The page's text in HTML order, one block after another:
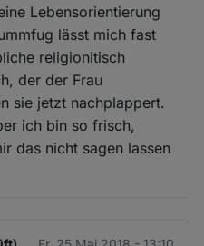
Lebensorientierung
lässt mich fast
religionitisch
der der Frau
sie jetzt nachplappert.
ich bin so frisch,
das nicht sagen lassen